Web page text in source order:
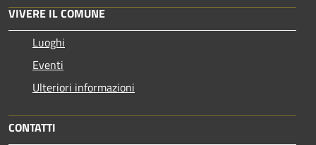
VIVERE IL COMUNE
Luoghi
Eventi
Ulteriori informazioni
CONTATTI